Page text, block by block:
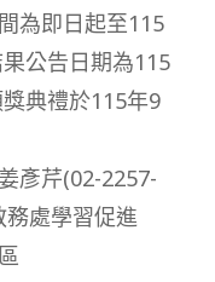
為即日起至115
公告日期為115
典禮於115年9
彥芹(02-2257-
處學習促進